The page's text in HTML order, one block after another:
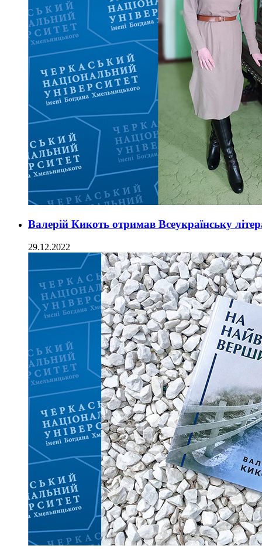
Валерій Кикоть отримав Всеукраїнську
29.12.2022